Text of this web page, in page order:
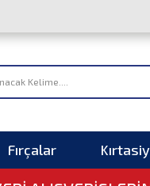
Fırçalar